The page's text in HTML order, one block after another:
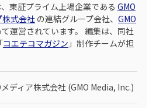
、東証プライム上場企業である GMO
株式会社 の連結グループ会社、 GMO
て運営されています。 編集は、同社
コエテコマガジン 」制作チームが担
ディア株式会社 (GMO Media, Inc.)